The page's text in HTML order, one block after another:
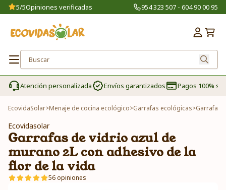
5/5Opiniones verificadas 954 323 507 - 604 90 00 95
Atención personalizada Envíos garantizados Pagos 100%
EcovidaSolar>Menaje de cocina ecológico>Garrafas ecológicas>Garrafas
Ecovidasolar
Garrafas de vidrio azul de
murano 2L con adhesivo de la
flor de la vida
56 opiniones